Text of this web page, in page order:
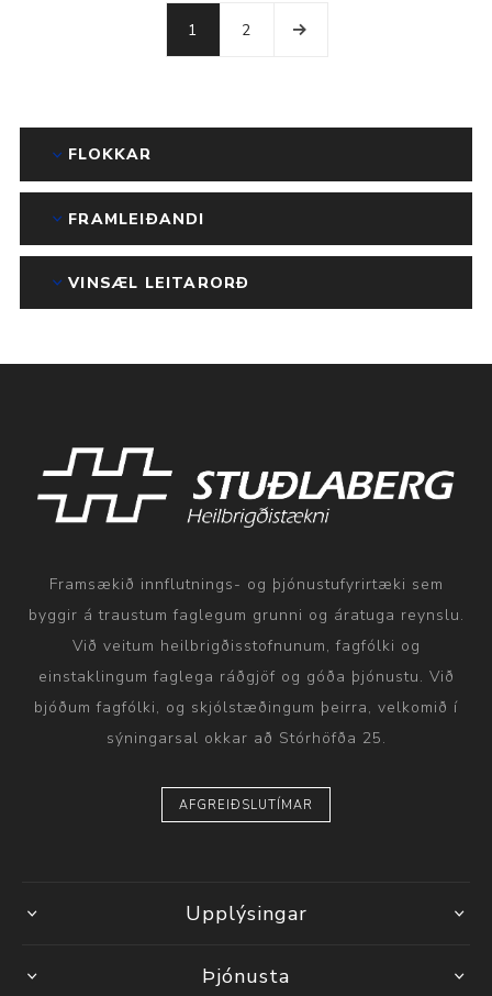
1 2
FLOKKAR
FRAMLEIÐANDI
VINSÆL LEITARORÐ
Framsækið innflutnings- og þjónustufyrirtæki sem
byggir á traustum faglegum grunni og áratuga reynslu.
Við veitum heilbrigðisstofnunum, fagfólki og
einstaklingum faglega ráðgjöf og góða þjónustu. Við
bjóðum fagfólki, og skjólstæðingum þeirra, velkomið í
sýningarsal okkar að Stórhöfða 25.
AFGREIÐSLUTÍMAR
Upplýsingar
Þjónusta